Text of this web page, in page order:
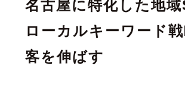
名古屋に特化した地域
ローカルキーワード
客を伸ばす